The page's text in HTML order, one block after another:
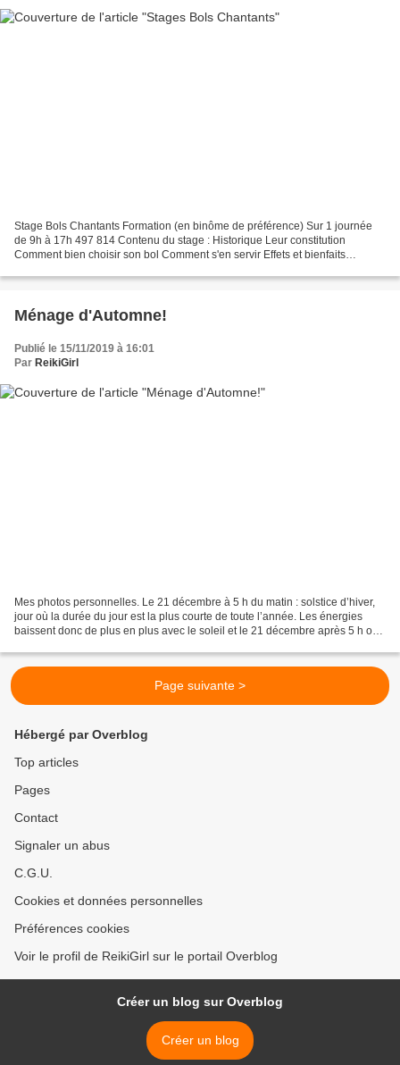
Stage Bols Chantants Formation (en binôme de préférence) Sur 1 journée
de 9h à 17h 497 814 Contenu du stage : Historique Leur constitution
Comment bien choisir son bol Comment s'en servir Effets et bienfaits
Ménage d'Automne!
Publié le 15/11/2019 à 16:01
Par ReikiGirl
Mes photos personnelles. Le 21 décembre à 5 h du matin : solstice d’hiver,
jour où la durée du jour est la plus courte de toute l’année. Les énergies
baissent donc de plus en plus avec le soleil et le 21 décembre après 5 h on
Page suivante >
Hébergé par Overblog
Top articles
Pages
Contact
Signaler un abus
C.G.U.
Cookies et données personnelles
Préférences cookies
Voir le profil de ReikiGirl sur le portail Overblog
Créer un blog sur Overblog
Créer un blog